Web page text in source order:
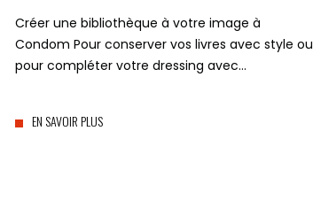
Créer une bibliothèque à votre image à
Condom Pour conserver vos livres avec style ou
pour compléter votre dressing avec…
EN SAVOIR PLUS